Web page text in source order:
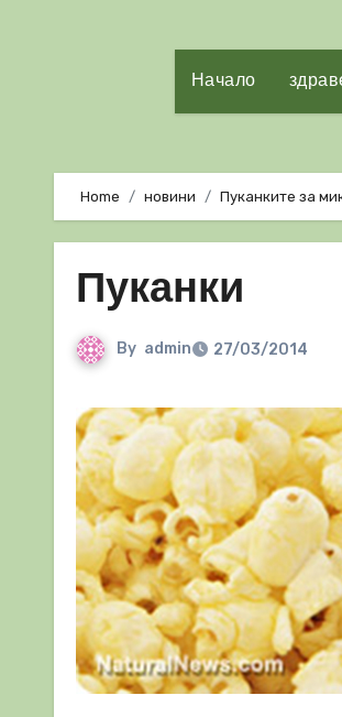
Начало
Home новини Пуканките за
Пуканки
By admin 27/03/2014